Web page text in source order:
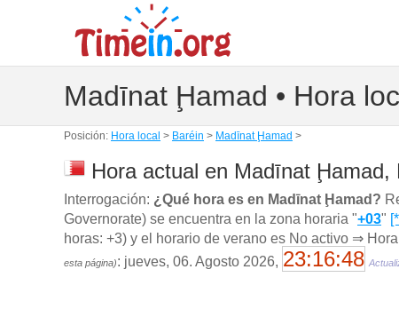
Madīnat Ḩamad • Hora
Posición: Hora local > Baréin > Madīnat Ḩamad >
Hora actual en Madīnat Ḩamad,
Interrogación: ¿Qué hora es en Madīnat Ḩamad?
Governorate) se encuentra en la zona horaria "+03"
horas: +3) y el horario de verano es No activo ⇒
esta página): jueves, 06. Agosto 2026, 23:16:49